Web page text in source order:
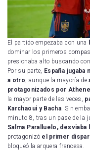
El partido empezaba con una
dominar los primeros
presionaba alto buscando
Por su parte, España
a otro, aunque la mayoría de
protagonizados por
la mayor parte de las veces,
Karchaoui y Bacha. Sin
minuto 8, tras un pase de la
Salma Paralluelo, desviaba
protagonizó el primer
bloqueó la arquera francesa.